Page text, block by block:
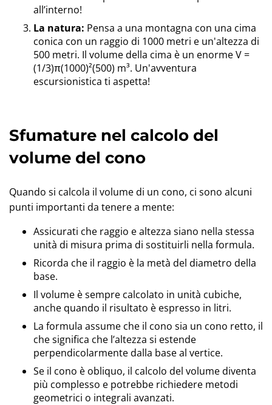
all’interno!
La natura: Pensa a una montagna con una cima
conica con un raggio di 1000 metri e un'altezza di
500 metri. Il volume della cima è un enorme V =
(1/3)π(1000)²(500) m³. Un'avventura
escursionistica ti aspetta!
Sfumature nel calcolo del
volume del cono
Quando si calcola il volume di un cono, ci sono alcuni
punti importanti da tenere a mente:
Assicurati che raggio e altezza siano nella stessa
unità di misura prima di sostituirli nella formula.
Ricorda che il raggio è la metà del diametro della
base.
Il volume è sempre calcolato in unità cubiche,
anche quando il risultato è espresso in litri.
La formula assume che il cono sia un cono retto, il
che significa che l’altezza si estende
perpendicolarmente dalla base al vertice.
Se il cono è obliquo, il calcolo del volume diventa
più complesso e potrebbe richiedere metodi
geometrici o integrali avanzati.